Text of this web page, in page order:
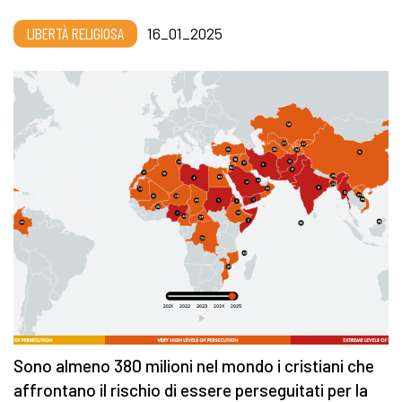
LIBERTÀ RELIGIOSA 16_01_2025
Sono almeno 380 milioni nel mondo i cristiani che
affrontano il rischio di essere perseguitati per la